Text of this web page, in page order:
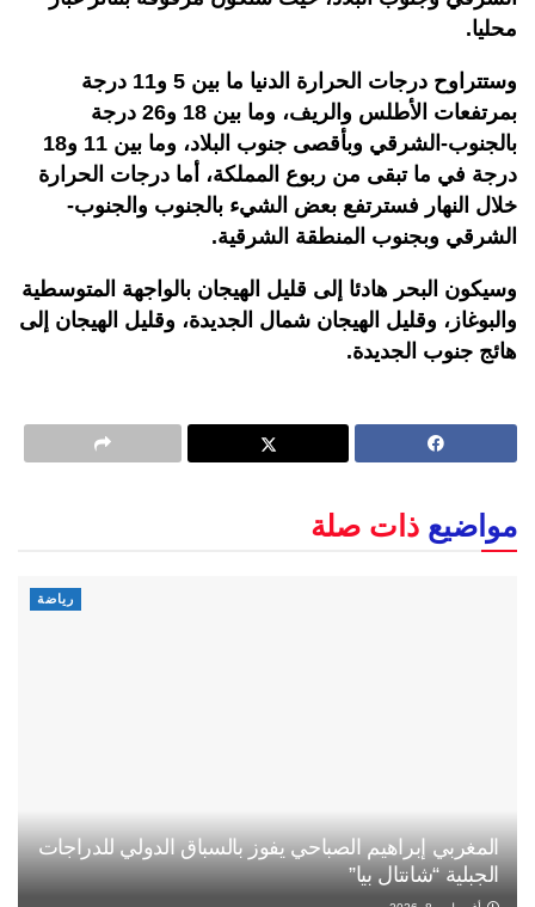
محليا.
وستتراوح درجات الحرارة الدنيا ما بين 5 و11 درجة
بمرتفعات الأطلس والريف، وما بين 18 و26 درجة
بالجنوب-الشرقي وبأقصى جنوب البلاد، وما بين 11 و18
درجة في ما تبقى من ربوع المملكة، أما درجات الحرارة
خلال النهار فسترتفع بعض الشيء بالجنوب والجنوب-
الشرقي وبجنوب المنطقة الشرقية.
وسيكون البحر هادئا إلى قليل الهيجان بالواجهة المتوسطية
والبوغاز، وقليل الهيجان شمال الجديدة، وقليل الهيجان إلى
هائج جنوب الجديدة.
مواضيع ذات صلة
رياضة
المغربي إبراهيم الصباحي يفوز بالسباق الدولي للدراجات
الجبلية “شانتال بيا”